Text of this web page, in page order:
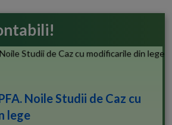
Noile Studii de Caz cu
lege